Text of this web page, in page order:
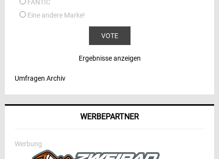
FANTIC
Eine andere Marke!
Ergebnisse anzeigen
Umfragen Archiv
WERBEPARTNER
Werbung